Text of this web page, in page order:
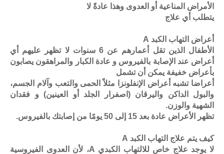
الأمراض المناعية أو العدوى وهذا عادةً لا
يتطلب أي علاج
أعراض التهاب الكبد A
الأطفال الذين تقل أعمارهم عن 6 سنوات لا تظهر عليهم أي
أعراض عند الإصابة بالفيروس و عادة الكبار والمراهقون يصابون
بأعراض خفيفة يمكن أن تشمل
أعراضا تشبه أعراض الإنفلونزا مثلاً الحمى والتعب وآلام الجسم،
والبول الداكن واليرقان (اصفرار الجلد أو العينين) و فقدان
الشهية والوزن.
تظهر الأعراض عادة بعد 15 إلى 50 يومًا من إصابتك بالفيروس.
كيف يتم علاج التهاب الكبد A
لا يوجد علاج خاص للالتهاب الكبدي A، لأن العدوى الفيروسية